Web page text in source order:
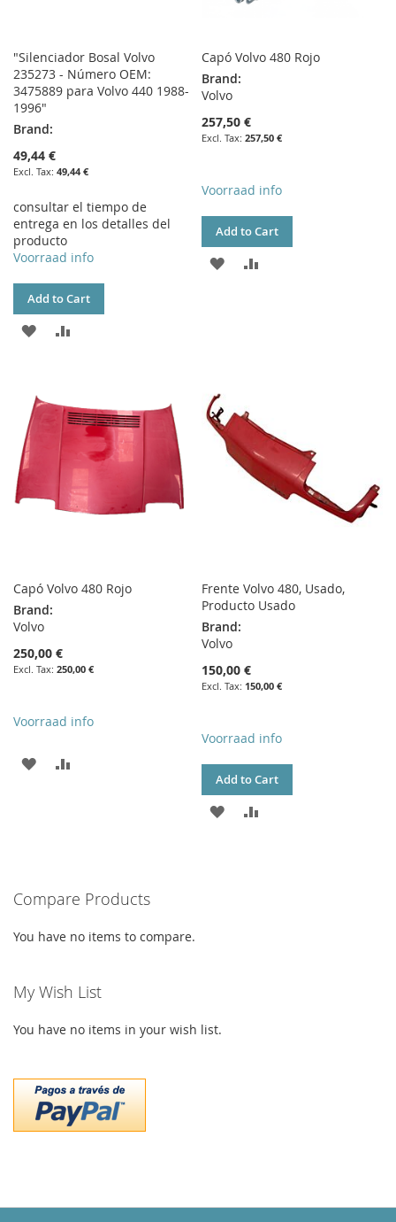
"Silenciador Bosal Volvo
235273 - Número OEM:
3475889 para Volvo 440 1988-
1996"
Brand:
49,44 €
49,44 €
consultar el tiempo de
entrega en los detalles del
producto
Voorraad info
Add to Cart
ADD
WISH
LIST
Capó Volvo 480 Rojo
Brand:
Volvo
257,50 €
257,50 €
Voorraad info
Add to Cart
ADD
Capó Volvo 480 Rojo
Brand:
Volvo
250,00 €
250,00 €
Voorraad info
ADD
Frente Volvo 480, Usado,
Producto Usado
Brand:
Volvo
150,00 €
150,00 €
Voorraad info
Add to Cart
ADD
Compare Products
You have no items to compare.
My Wish List
You have no items in your wish list.